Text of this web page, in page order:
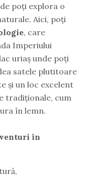
poți explora o
Aici, poți
, care
Imperiului
uriaș unde poți
satele plutitoare
și un loc excelent
tradiționale, cum
în lemn.
în